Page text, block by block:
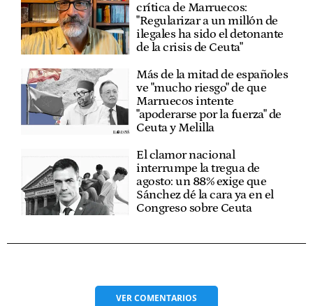
crítica de Marruecos:
"Regularizar a un millón de
ilegales ha sido el detonante
de la crisis de Ceuta"
Más de la mitad de españoles
ve "mucho riesgo" de que
Marruecos intente
"apoderarse por la fuerza" de
Ceuta y Melilla
El clamor nacional
interrumpe la tregua de
agosto: un 88% exige que
Sánchez dé la cara ya en el
Congreso sobre Ceuta
VERCOMENTARIOS